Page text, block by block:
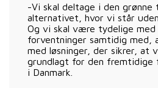
-Vi skal deltage i den
alternativet, hvor vi står
Og vi skal være tydelige med
forventninger samtidig med,
med løsninger, der sikrer, at
grundlagt for den fremtidige
i Danmark.